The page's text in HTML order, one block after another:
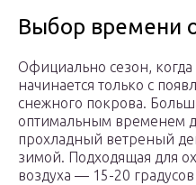
Выбор времени
Официально сезон,
начинается только с
снежного покрова.
оптимальным временем
прохладный ветреный
зимой. Подходящая для
воздуха — 15-20